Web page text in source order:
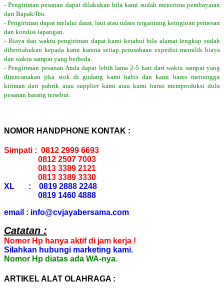
- Pengiriman pesanan dapat dilakukan bila kami sudah menerima pembayaran
dari Bapak/Ibu.
- Pengiriman dapat melalui darat, laut atau udara tergantung keinginan pemesan
dan kondisi lapangan.
- Biaya dan waktu pengiriman dapat kami ketahui bila alamat lengkap sudah
diberitahukan kepada kami karena setiap perusahaan expedisi memilik biaya
dan waktu sampai yang berbeda.
- Pengiriman pesanan Anda dapat lebih lama 2-5 hari dari waktu sampai yang
direncanakan jika stok di gudang kami habis dan kami harus menunggu
kiriman dari pabrik atau supplier kami atau kami harus memproduksi dulu
pesanan barang tersebut.
NOMOR HANDPHONE KONTAK :
Simpati : 0812 2999 6693
0812 2507 7003
0813 3389 2121
0813 3389 3330
XL : 0819 2888 2248
0819 1460 4888
email : info@cvjayabersama.com
Catatan :
Nomor Hp hanya aktif di jam kerja !
Silahkan hubungi marketing kami.
Nomor Hp diatas ada WA-nya.
ARTIKEL ALAT OLAHRAGA :